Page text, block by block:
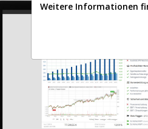
Weitere Informationen